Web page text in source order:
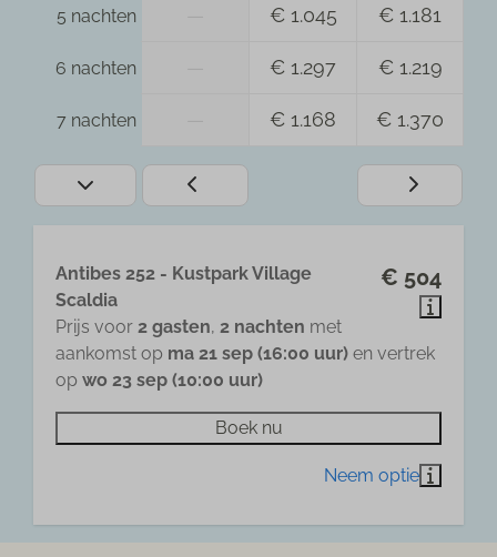
5 nachten € 1.045 € 1.181
6 nachten € 1.297 € 1.219
7 nachten € 1.168 € 1.370
€ 504
Antibes 252 - Kustpark Village
Scaldia
Prijs voor 2 gasten, 2 nachten met
aankomst op ma 21 sep (16:00 uur) en vertrek
op wo 23 sep (10:00 uur)
Boek nu